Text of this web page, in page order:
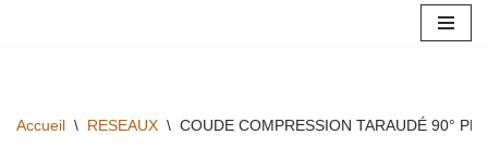
contenu
Accueil \ RESEAUX \ COUDE COMPRESSION TARAUDÉ 90°